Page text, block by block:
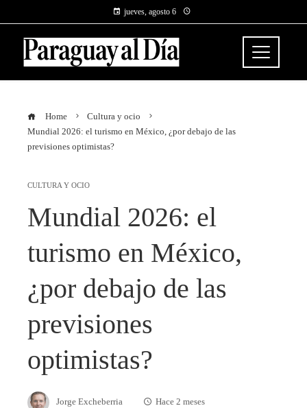
jueves, agosto 6
Home
Cultura y ocio
Mundial 2026: el turismo en México, ¿por debajo de las
previsiones optimistas?
CULTURA Y OCIO
Mundial 2026: el
turismo en México,
¿por debajo de las
previsiones
optimistas?
Jorge Excheberria Hace 2 meses